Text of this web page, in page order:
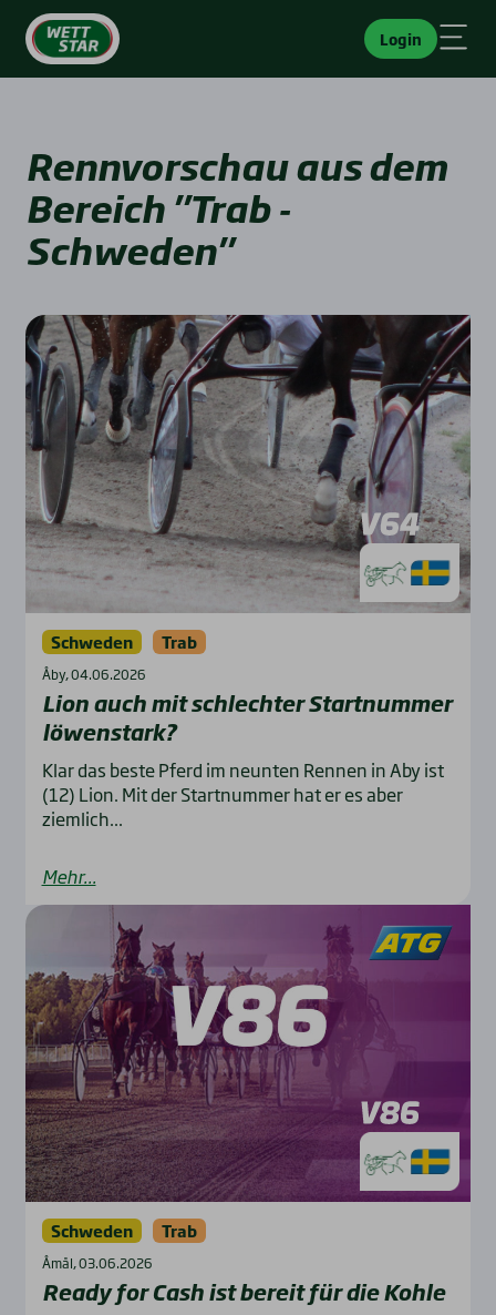
Login
Rennvorschau aus dem
Bereich "Trab -
Schweden"
Schweden Trab
Åby, 04.06.2026
Lion auch mit schlech­ter Start­num­mer
löwen­stark?
Klar das beste Pferd im neunten Rennen in Aby ist
(12) Lion. Mit der Startnummer hat er es aber
ziemlich...
Mehr...
Schweden Trab
Åmål, 03.06.2026
Rea­dy for Cash ist bereit für die Koh­le